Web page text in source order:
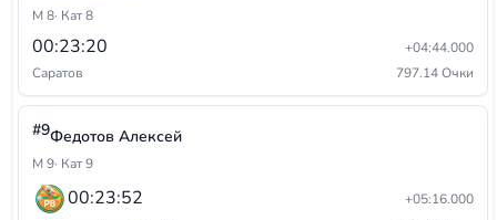
М 8· Кат 8
00:23:20
+04:44.000
Саратов
797.14 Очки
#9Федотов Алексей
М 9· Кат 9
00:23:52
+05:16.000